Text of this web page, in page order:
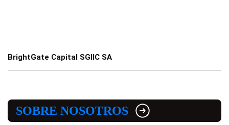
BrightGate Capital SGIIC SA
SOBRE NOSOTROS